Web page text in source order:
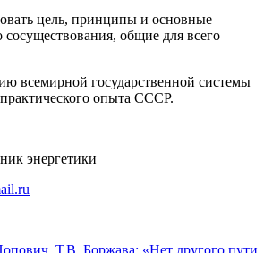
цель, принципы и основные
общие для всего
всемирной государственной системы
опыта СССР.
энергетики
Т.В. Боржава: «Нет другого пути,